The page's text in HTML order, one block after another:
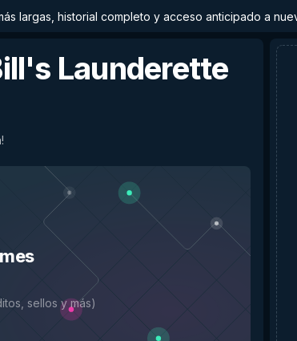
largas, historial completo y acceso anticipado a
Launderette
sellos y más)